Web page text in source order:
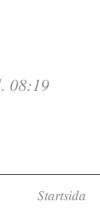
08:19
Startsida